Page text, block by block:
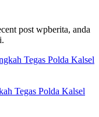
post wpberita, anda
Tegas Polda Kalsel